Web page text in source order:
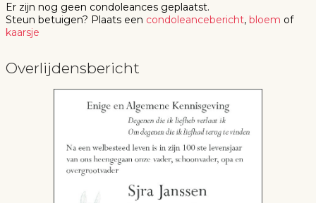
Er zijn nog geen condoleances geplaatst.
Steun betuigen? Plaats een condoleancebericht, bloem of
kaarsje
Overlijdensbericht